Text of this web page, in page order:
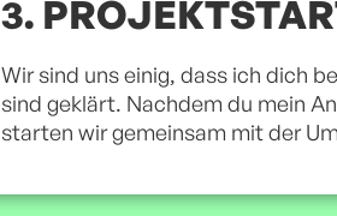
3.
Wir sind uns einig, dass ich dich
sind geklärt. Nachdem du mein
starten wir gemeinsam mit der